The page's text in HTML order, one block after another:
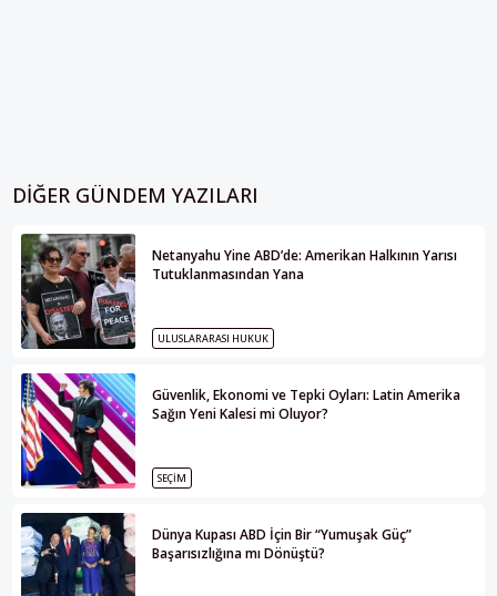
DIĞER GÜNDEM YAZILARI
Netanyahu Yine ABD’de: Amerikan Halkının Yarısı
Tutuklanmasından Yana
ULUSLARARASI HUKUK
Güvenlik, Ekonomi ve Tepki Oyları: Latin Amerika
Sağın Yeni Kalesi mi Oluyor?
SEÇIM
Dünya Kupası ABD İçin Bir “Yumuşak Güç”
Başarısızlığına mı Dönüştü?